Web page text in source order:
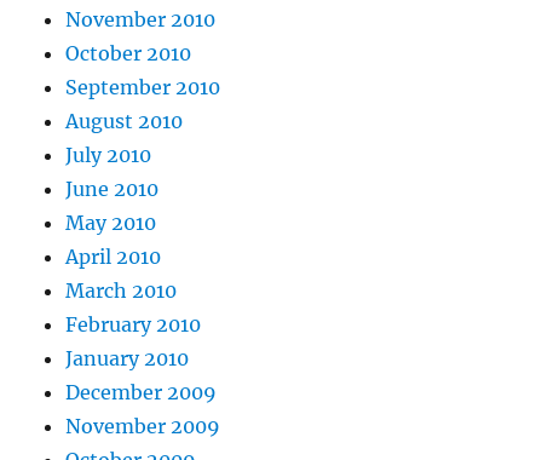
November 2010
October 2010
September 2010
August 2010
July 2010
June 2010
May 2010
April 2010
March 2010
February 2010
January 2010
December 2009
November 2009